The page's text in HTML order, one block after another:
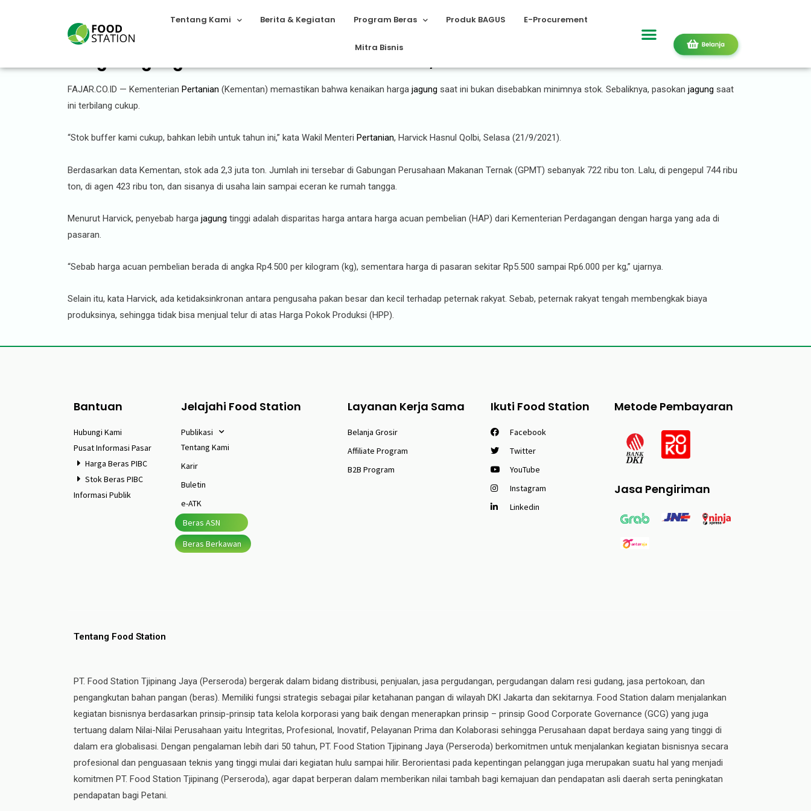
Tentang Kami Berita & Kegiatan Program Beras Produk BAGUS E-Procurement
Mitra Bisnis
Harga Jagung Naik Bukan Karena Minim Stok, Kementan Beberkan Ini
FAJAR.CO.ID — Kementerian Pertanian (Kementan) memastikan bahwa kenaikan harga jagung saat ini bukan disebabkan minimnya stok. Sebaliknya, pasokan jagung saat
ini terbilang cukup.
“Stok buffer kami cukup, bahkan lebih untuk tahun ini,” kata Wakil Menteri Pertanian, Harvick Hasnul Qolbi, Selasa (21/9/2021).
Berdasarkan data Kementan, stok ada 2,3 juta ton. Jumlah ini tersebar di Gabungan Perusahaan Makanan Ternak (GPMT) sebanyak 722 ribu ton. Lalu, di pengepul 744 ribu
ton, di agen 423 ribu ton, dan sisanya di usaha lain sampai eceran ke rumah tangga.
Menurut Harvick, penyebab harga jagung tinggi adalah disparitas harga antara harga acuan pembelian (HAP) dari Kementerian Perdagangan dengan harga yang ada di
pasaran.
“Sebab harga acuan pembelian berada di angka Rp4.500 per kilogram (kg), sementara harga di pasaran sekitar Rp5.500 sampai Rp6.000 per kg,” ujarnya.
Selain itu, kata Harvick, ada ketidaksinkronan antara pengusaha pakan besar dan kecil terhadap peternak rakyat. Sebab, peternak rakyat tengah membengkak biaya
produksinya, sehingga tidak bisa menjual telur di atas Harga Pokok Produksi (HPP).
Bantuan
Hubungi Kami
Pusat Informasi Pasar
Harga Beras PIBC
Stok Beras PIBC
Informasi Publik
Jelajahi Food Station
Publikasi
Tentang Kami
Karir
Buletin
e-ATK
Beras ASN
Beras Berkawan
Layanan Kerja Sama
Belanja Grosir
Affiliate Program
B2B Program
Ikuti Food Station
Facebook
Twitter
YouTube
Instagram
Linkedin
Metode Pembayaran
Jasa Pengiriman
Tentang Food Station
PT. Food Station Tjipinang Jaya (Perseroda) bergerak dalam bidang distribusi, penjualan, jasa pergudangan, pergudangan dalam resi gudang, jasa pertokoan, dan
pengangkutan bahan pangan (beras). Memiliki fungsi strategis sebagai pilar ketahanan pangan di wilayah DKI Jakarta dan sekitarnya. Food Station dalam menjalankan
kegiatan bisnisnya berdasarkan prinsip-prinsip tata kelola korporasi yang baik dengan menerapkan prinsip – prinsip Good Corporate Governance (GCG) yang juga
tertuang dalam Nilai-Nilai Perusahaan yaitu Integritas, Profesional, Inovatif, Pelayanan Prima dan Kolaborasi sehingga Perusahaan dapat berdaya saing yang tinggi di
dalam era globalisasi. Dengan pengalaman lebih dari 50 tahun, PT. Food Station Tjipinang Jaya (Perseroda) berkomitmen untuk menjalankan kegiatan bisnisnya secara
profesional dan penguasaan teknis yang tinggi mulai dari kegiatan hulu sampai hilir. Berorientasi pada kepentingan pelanggan juga merupakan suatu hal yang menjadi
komitmen PT. Food Station Tjipinang (Perseroda), agar dapat berperan dalam memberikan nilai tambah bagi kemajuan dan pendapatan asli daerah serta peningkatan
pendapatan bagi Petani.